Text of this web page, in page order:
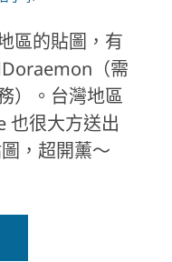
區的貼圖，有
（需
）。台灣地區
也很大方送出
，超開薰～